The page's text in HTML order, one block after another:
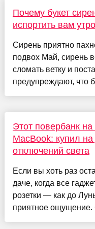
Почему букет
испортить вам утро
Сирень приятно
подвох Май, сирень
сломать ветку и
предупреждают, что
Этот повербанк
MacBook: купил
отключений света
Если вы хоть раз
даче, когда все
розетки — как до
приятное ощущение.